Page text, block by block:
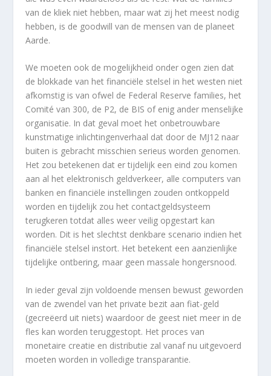
van de kliek niet hebben, maar wat zij het meest nodig
hebben, is de goodwill van de mensen van de planeet
Aarde.
We moeten ook de mogelijkheid onder ogen zien dat
de blokkade van het financiële stelsel in het westen niet
afkomstig is van ofwel de Federal Reserve families, het
Comité van 300, de P2, de BIS of enig ander menselijke
organisatie. In dat geval moet het onbetrouwbare
kunstmatige inlichtingenverhaal dat door de MJ12 naar
buiten is gebracht misschien serieus worden genomen.
Het zou betekenen dat er tijdelijk een eind zou komen
aan al het elektronisch geldverkeer, alle computers van
banken en financiële instellingen zouden ontkoppeld
worden en tijdelijk zou het contactgeldsysteem
terugkeren totdat alles weer veilig opgestart kan
worden. Dit is het slechtst denkbare scenario indien het
financiële stelsel instort. Het betekent een aanzienlijke
tijdelijke ontbering, maar geen massale hongersnood.
In ieder geval zijn voldoende mensen bewust geworden
van de zwendel van het private bezit aan fiat-geld
(gecreëerd uit niets) waardoor de geest niet meer in de
fles kan worden teruggestopt. Het proces van
monetaire creatie en distributie zal vanaf nu uitgevoerd
moeten worden in volledige transparantie.